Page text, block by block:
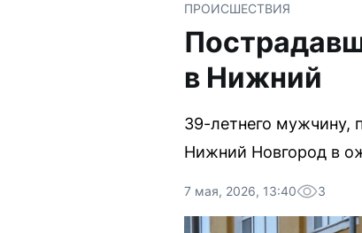
ПРОИСШЕСТВИЯ
в Нижний
39-летнего мужчину,
Нижний Новгород в
7 мая, 2026, 13:40 3